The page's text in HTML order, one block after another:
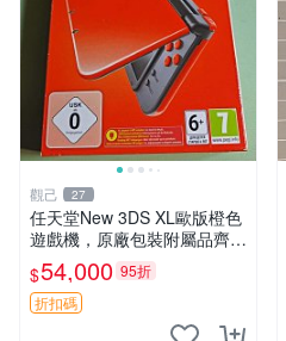
觀己 27
任天堂New 3DS XL歐版橙色
遊戲機，原廠包裝附屬品齊
全，螢幕清新人氣機種 新3D
S XL 歐版 測規 包裝完備
$54,000 95折
折扣碼